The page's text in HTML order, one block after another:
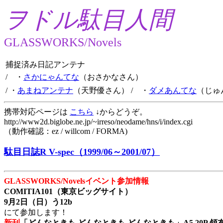
ヲドル駄目人間
GLASSWORKS/Novels
捕捉済み日記アンテナ
/ ・ さかにゃんてな （おさかなさん）
/ ・ あまねアンテナ （天野優さん） / ・ ダメあんてな （じ
携帯対応ページは こちら ↓からどうぞ。
http://www2d.biglobe.ne.jp/~irreso/neodame/hns/i/index.cgi
（動作確認：ez / willcom / FORMA)
駄目日誌R V-spec（1999/06～2001/07）
GLASSWORKS/Novelsイベント参加情報
COMITIA101（東京ビッグサイト）
9月2日（日）う12b
にて参加します！